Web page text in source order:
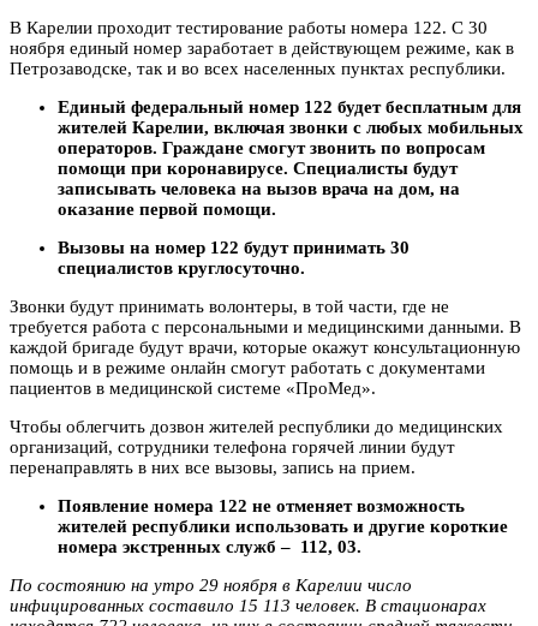
В Карелии проходит тестирование работы номера 122. С 30
ноября единый номер заработает в действующем режиме, как в
Петрозаводске, так и во всех населенных пунктах республики.
Единый федеральный номер 122 будет бесплатным для
жителей Карелии, включая звонки с любых мобильных
операторов. Граждане смогут звонить по вопросам
помощи при коронавирусе. Специалисты будут
записывать человека на вызов врача на дом, на
оказание первой помощи.
Вызовы на номер 122 будут принимать 30
специалистов круглосуточно.
Звонки будут принимать волонтеры, в той части, где не
требуется работа с персональными и медицинскими данными. В
каждой бригаде будут врачи, которые окажут консультационную
помощь и в режиме онлайн смогут работать с документами
пациентов в медицинской системе «ПроМед».
Чтобы облегчить дозвон жителей республики до медицинских
организаций, сотрудники телефона горячей линии будут
перенаправлять в них все вызовы, запись на прием.
Появление номера 122 не отменяет возможность
жителей республики использовать и другие короткие
номера экстренных служб ‒ 112, 03.
По состоянию на утро 29 ноября в Карелии число
инфицированных составило 15 113 человек. В стационарах